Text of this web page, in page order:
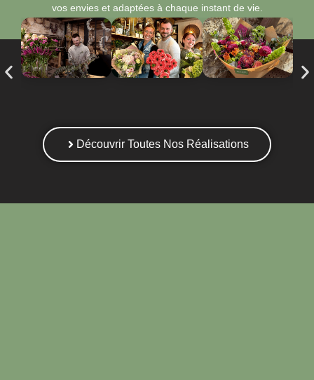
vos envies et adaptées à chaque instant de vie.
Découvrir Toutes Nos Réalisations